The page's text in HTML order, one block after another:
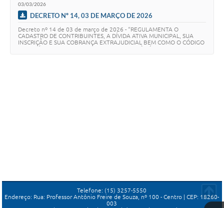
03/03/2026
DECRETO Nº 14, 03 DE MARÇO DE 2026
Decreto nº 14 de 03 de março de 2026 - “REGULAMENTA O
CADASTRO DE CONTRIBUINTES, A DÍVIDA ATIVA MUNICIPAL, SUA
INSCRIÇÃO E SUA COBRANÇA EXTRAJUDICIAL BEM COMO O CÓDIGO
Telefone: (15) 3257-5550
Endereço: Rua: Professor Antônio Freire de Souza, nº 100 - Centro | CEP: 18260-
003